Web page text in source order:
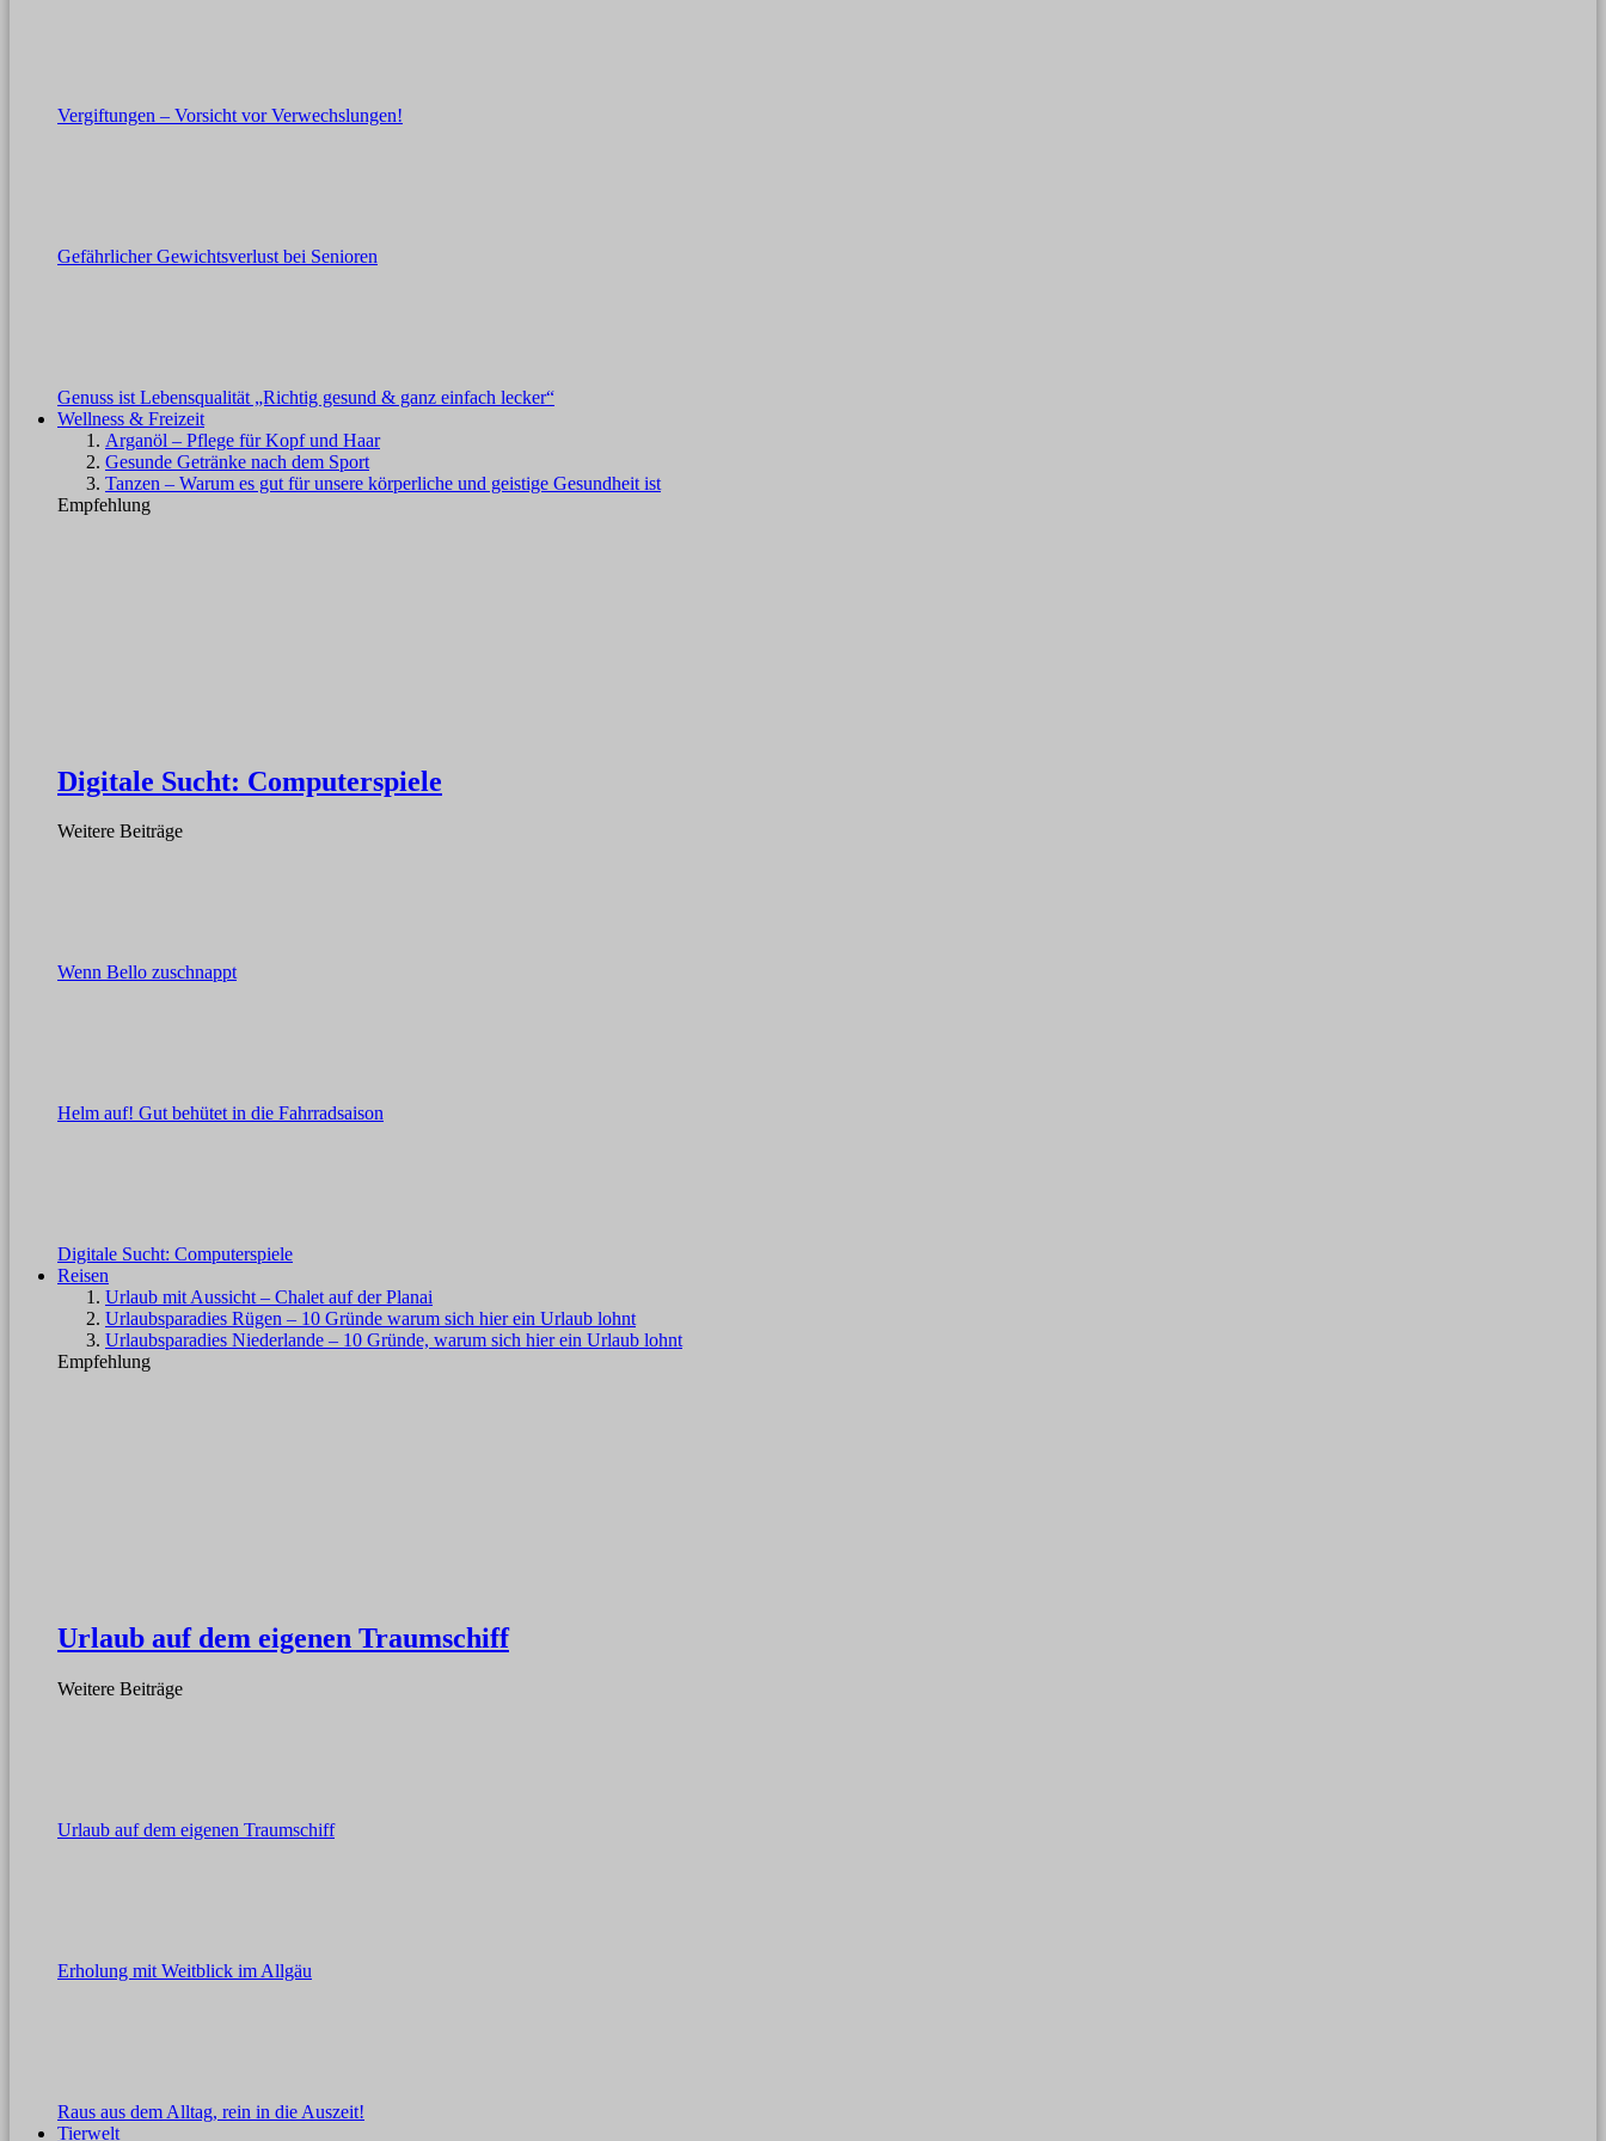
Vergiftungen – Vorsicht vor Verwechslungen!
Gefährlicher Gewichtsverlust bei Senioren
Genuss ist Lebensqualität „Richtig gesund & ganz einfach lecker“
Wellness & Freizeit
Arganöl – Pflege für Kopf und Haar
Gesunde Getränke nach dem Sport
Tanzen – Warum es gut für unsere körperliche und geistige Gesundheit ist
Empfehlung
Digitale Sucht: Computerspiele
Weitere Beiträge
Wenn Bello zuschnappt
Helm auf! Gut behütet in die Fahrradsaison
Digitale Sucht: Computerspiele
Reisen
Urlaub mit Aussicht – Chalet auf der Planai
Urlaubsparadies Rügen – 10 Gründe warum sich hier ein Urlaub lohnt
Urlaubsparadies Niederlande – 10 Gründe, warum sich hier ein Urlaub lohnt
Empfehlung
Urlaub auf dem eigenen Traumschiff
Weitere Beiträge
Urlaub auf dem eigenen Traumschiff
Erholung mit Weitblick im Allgäu
Raus aus dem Alltag, rein in die Auszeit!
Tierwelt